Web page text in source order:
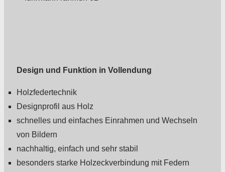
Design und Funktion in Vollendung
Holzfedertechnik
Designprofil aus Holz
schnelles und einfaches Einrahmen und Wechseln
von Bildern
nachhaltig, einfach und sehr stabil
besonders starke Holzeckverbindung mit Federn